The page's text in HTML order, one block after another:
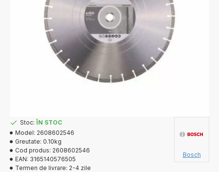
Stoc: ÎN STOC
Model: 2608602546
Greutate: 0.10kg
Cod produs: 2608602546
EAN: 3165140576505
Termen de livrare: 2-4 zile
Bosch